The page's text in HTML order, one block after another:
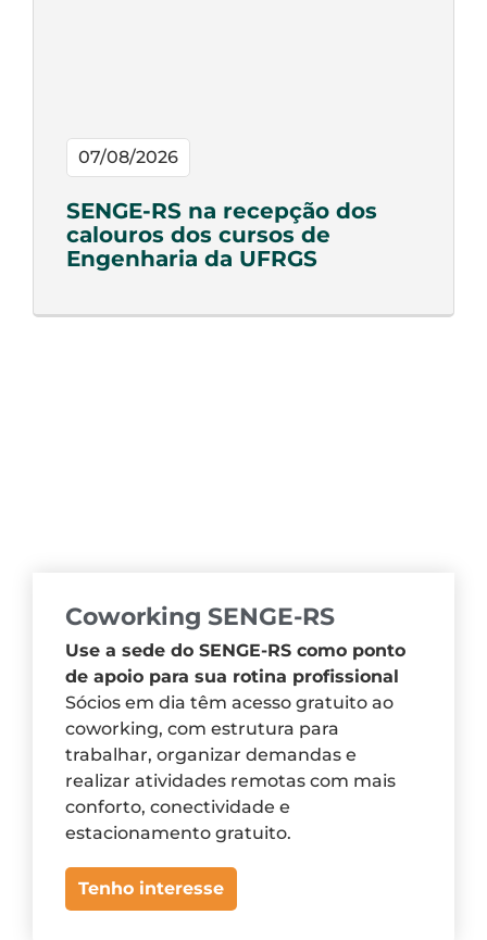
07/08/2026
SENGE-RS na recepção dos
calouros dos cursos de
Engenharia da UFRGS
Coworking SENGE-RS
Use a sede do SENGE-RS como ponto
de apoio para sua rotina profissional
Sócios em dia têm acesso gratuito ao
coworking, com estrutura para
trabalhar, organizar demandas e
realizar atividades remotas com mais
conforto, conectividade e
estacionamento gratuito.
Tenho interesse